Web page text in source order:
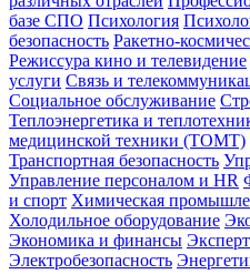
базе СПО Психология
безопасность Ракетно-
Режиссура кино и телевидение
услуги Связь и
Социальное обслуживание
Теплоэнергетика и
медицинской техники (ТОМТ)
Транспортная безопасность
Управление персоналом и HR
и спорт Химическая
Холодильное оборудование
Экономика и финансы
Электробезопасность